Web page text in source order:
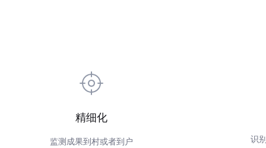
精细化
监测成果到村或者到户 识